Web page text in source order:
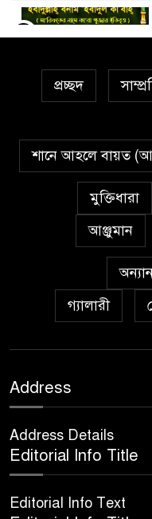
১০
প্রচ্ছদ
শানে আহলে বায়ত
মুক্তিধারা
আঞ্জুমান
গ্যালারী
Address
Address Details
Editorial Info Title
Editorial Info Text